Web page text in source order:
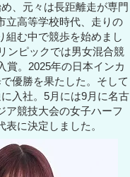
、 元々は長距離走が専門
立高等学校時代、走りの
組む中で競歩を始めまし
ンピックでは男女混合競
賞。 2025年の日本インカ
優勝を果たした。 そして
入社。 5月には9月に名古
ア競技大会の女子ハーフ
に決定しました。